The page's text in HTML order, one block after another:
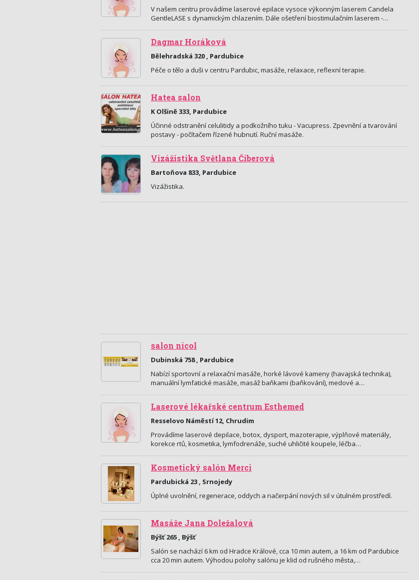
V našem centru provádíme laserové epilace vysoce výkonným laserem Candela
GentleLASE s dynamickým chlazením. Dále ošetření biostimulačním laserem -…
Dagmar Horáková
Bělehradská 320 , Pardubice
Péče o tělo a duši v centru Pardubic, masáže, relaxace, reflexní terapie.
Hatea salon
K Olšině 333, Pardubice
Účinné odstranění celulitidy a podkožního tuku - Vacupress. Zpevnění a tvarování
postavy - počítačem řízené hubnutí. Ruční masáže.
Vizážistika Světlana Čiberová
Bartoňova 833, Pardubice
Vizážistika.
salon nicol
Dubinská 758 , Pardubice
Nabízí sportovní a relaxační masáže, horké lávové kameny (havajská technika),
manuální lymfatické masáže, masáž baňkami (baňkování), medové a…
Laserové lékařské centrum Esthemed
Resselovo Náměstí 12, Chrudim
Provádíme laserové depilace, botox, dysport, mazoterapie, výplňové materiály,
korekce rtů, kosmetika, lymfodrenáže, suché uhličité koupele, léčba…
Kosmetický salón Merci
Pardubická 23 , Srnojedy
Úplné uvolnění, regenerace, oddych a načerpání nových sil v útulném prostředí.
Masáže Jana Doležalová
Býšť 265 , Býšť
Salón se nachází 6 km od Hradce Králové, cca 10 min autem, a 16 km od Pardubice
cca 20 min autem. Výhodou polohy salónu je klid od rušného města,…